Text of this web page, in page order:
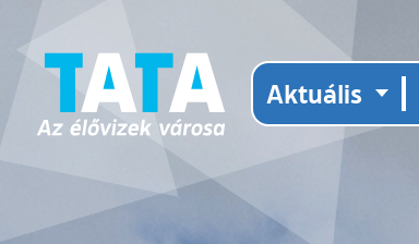
Aktuális